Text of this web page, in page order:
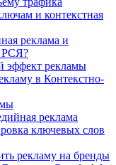
и контекстная
реклама и
РСЯ?
эффект рекламы
в Контекстно-
реклама
ключевых слов
рекламу на бренды